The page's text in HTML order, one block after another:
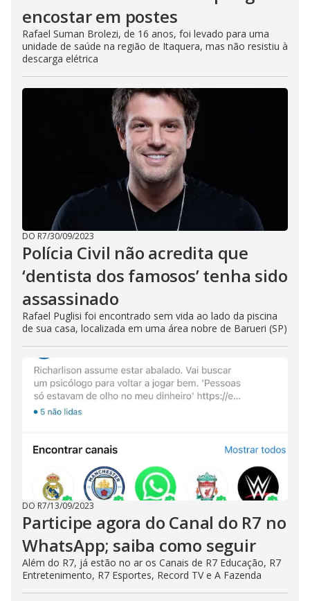
encostar em postes
Rafael Suman Brolezi, de 16 anos, foi levado para uma
unidade de saúde na região de Itaquera, mas não resistiu à
descarga elétrica
DO R7/30/09/2023
Polícia Civil não acredita que
‘dentista dos famosos’ tenha sido
assassinado
Rafael Puglisi foi encontrado sem vida ao lado da piscina
de sua casa, localizada em uma área nobre de Barueri (SP)
DO R7/13/09/2023
Participe agora do Canal do R7 no
WhatsApp; saiba como seguir
Além do R7, já estão no ar os Canais de R7 Educação, R7
Entretenimento, R7 Esportes, Record TV e A Fazenda